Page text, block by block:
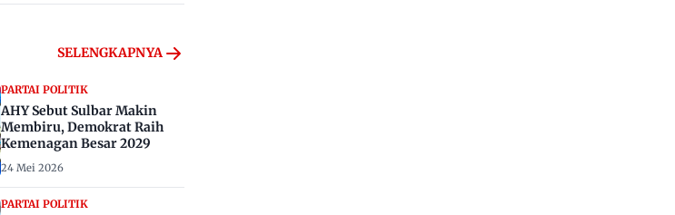
SELENGKAPNYA
PARTAI POLITIK
AHY Sebut Sulbar Makin
Membiru, Demokrat Raih
Kemenagan Besar 2029
24 Mei 2026
PARTAI POLITIK